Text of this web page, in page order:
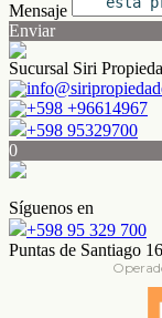
Mensaje
Enviar
Sucursal Siri
+598 +96614967
+598 95329700
0
Síguenos en
+598 95 329 700
Puntas de Santiago